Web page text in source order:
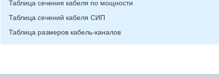
Таблица сечения кабеля по мощности
Таблица сечений кабеля СИП
Таблица размеров кабель-каналов